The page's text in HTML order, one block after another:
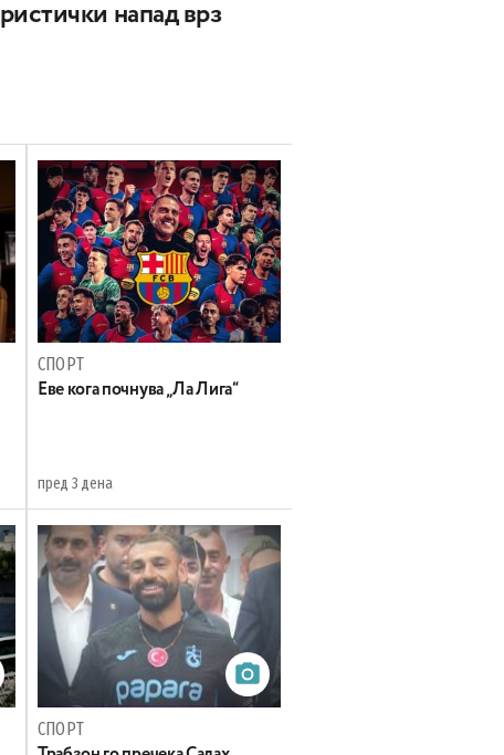
напад врз
СПОРТ
Еве кога почнува „Ла Лига“
пред 3 дена
СПОРТ